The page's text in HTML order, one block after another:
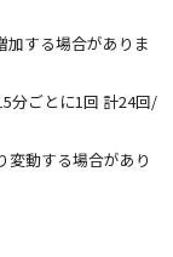
する場合がありま
ごとに1回 計24回/
動する場合があり